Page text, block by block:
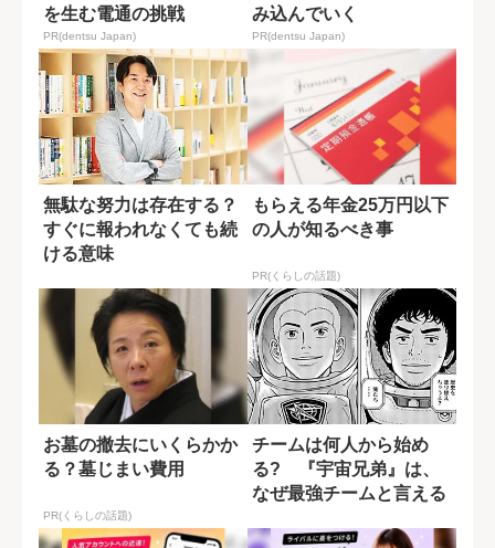
を生む電通の挑戦
PR(dentsu Japan)
み込んでいく
PR(dentsu Japan)
無駄な努力は存在する？
すぐに報われなくても続
ける意味
もらえる年金25万円以下
の人が知るべき事
PR(くらしの話題)
お墓の撤去にいくらかか
る？墓じまい費用
PR(くらしの話題)
チームは何人から始め
る? 『宇宙兄弟』は、
なぜ最強チームと言える